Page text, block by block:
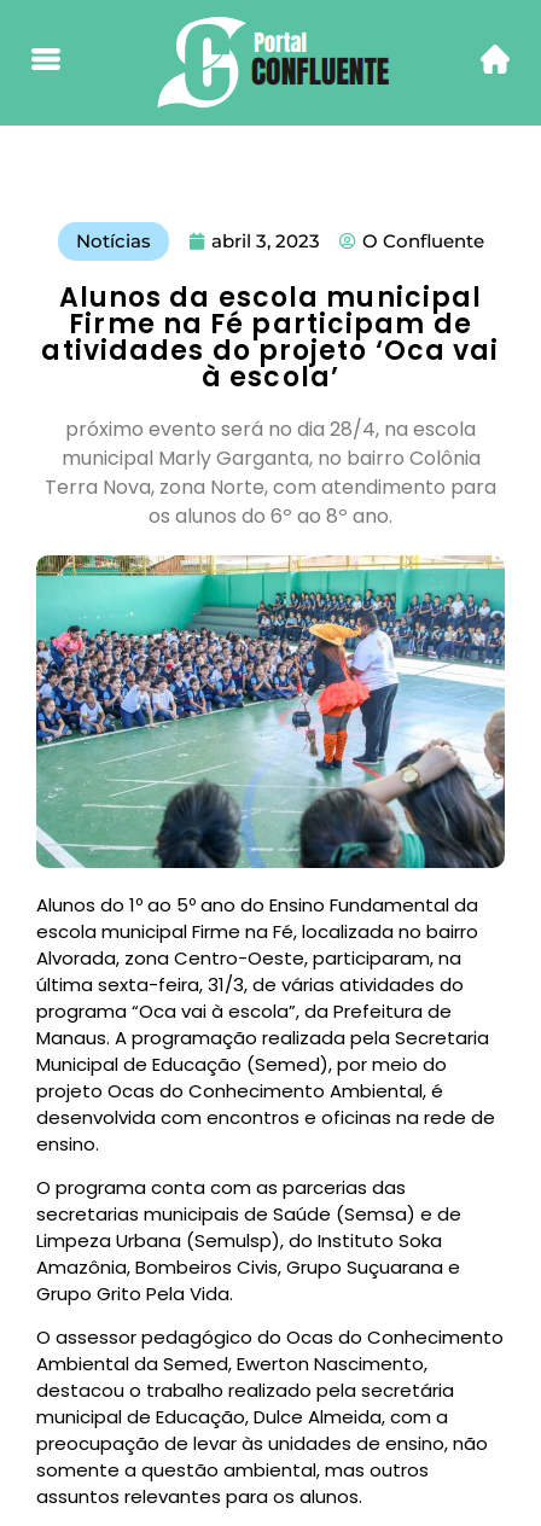
Notícias abril 3, 2023 O Confluente
Alunos da escola municipal
Firme na Fé participam de
atividades do projeto ‘Oca vai
à escola’
próximo evento será no dia 28/4, na escola
municipal Marly Garganta, no bairro Colônia
Terra Nova, zona Norte, com atendimento para
os alunos do 6º ao 8º ano.
Alunos do 1º ao 5º ano do Ensino Fundamental da
escola municipal Firme na Fé, localizada no bairro
Alvorada, zona Centro-Oeste, participaram, na
última sexta-feira, 31/3, de várias atividades do
programa “Oca vai à escola”, da Prefeitura de
Manaus. A programação realizada pela Secretaria
Municipal de Educação (Semed), por meio do
projeto Ocas do Conhecimento Ambiental, é
desenvolvida com encontros e oficinas na rede de
ensino.
O programa conta com as parcerias das
secretarias municipais de Saúde (Semsa) e de
Limpeza Urbana (Semulsp), do Instituto Soka
Amazônia, Bombeiros Civis, Grupo Suçuarana e
Grupo Grito Pela Vida.
O assessor pedagógico do Ocas do Conhecimento
Ambiental da Semed, Ewerton Nascimento,
destacou o trabalho realizado pela secretária
municipal de Educação, Dulce Almeida, com a
preocupação de levar às unidades de ensino, não
somente a questão ambiental, mas outros
assuntos relevantes para os alunos.